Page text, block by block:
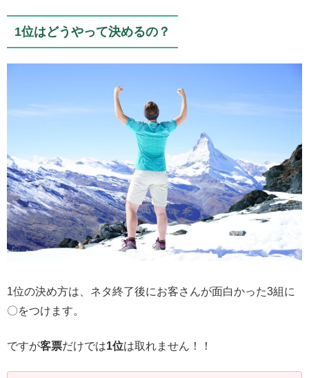
1位はどうやって決めるの？
1位の決め方は、ネタ終了後にお客さんが面白かった3組に
〇をつけます。
ですが客票だけでは1位は取れません！！